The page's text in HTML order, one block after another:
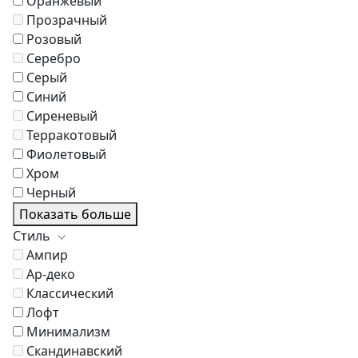
Прозрачный
Розовый
Серебро
Серый
Синий
Сиреневый
Терракотовый
Фиолетовый
Хром
Черный
Показать больше
Стиль
Ампир
Ар-деко
Классический
Лофт
Минимализм
Скандинавский